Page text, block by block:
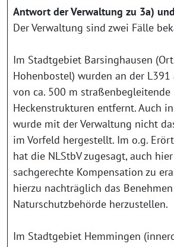
Antwort der Verwaltung zu 3a)
Der Verwaltung sind zwei Fälle
Im Stadtgebiet Barsinghausen
Hohenbostel) wurden an der
von ca. 500 m straßenbegleitende
Heckenstrukturen entfernt. Auch
wurde mit der Verwaltung nicht
im Vorfeld hergestellt. Im o.g.
hat die NLStbV zugesagt, auch
sachgerechte Kompensation zu
hierzu nachträglich das
Naturschutzbehörde herzustellen.
Im Stadtgebiet Hemmingen